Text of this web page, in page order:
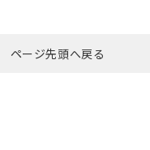
ページ先頭へ戻る